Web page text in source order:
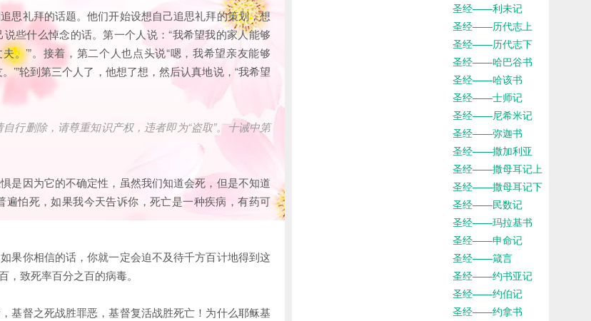
思礼拜的话题。他们开始设想自己追思礼拜的策划，想
些什么悼念的话。第一个人说：“我希望我的家人能够
。’”。接着，第二个人也点头说“嗯，我希望亲友能够
’”轮到第三个人了，他想了想，然后认真地说，“我希望
行删除，请尊重知识产权，违者即为“盗取”。十诫中第
是因为它的不确定性，虽然我们知道会死，但是不知道
怕死，如果我今天告诉你，死亡是一种疾病，有药可
果你相信的话，你就一定会迫不及待千方百计地得到这
致死率百分之百的病毒。
基督之死战胜罪恶，基督复活战胜死亡！为什么耶稣基
圣经——利未记
圣经——历代志上
圣经——历代志下
圣经——哈巴谷书
圣经——哈该书
圣经——士师记
圣经——尼希米记
圣经——弥迦书
圣经——撒加利亚
圣经——撒母耳记上
圣经——撒母耳记下
圣经——民数记
圣经——玛拉基书
圣经——申命记
圣经——箴言
圣经——约书亚记
圣经——约伯记
圣经——约拿书